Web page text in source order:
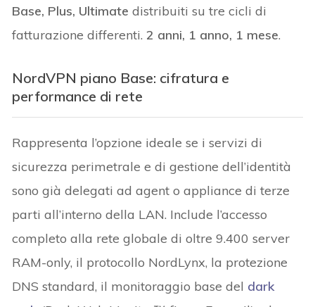
Base, Plus, Ultimate distribuiti su tre cicli di
fatturazione differenti.2 anni, 1 anno, 1 mese.
NordVPN piano Base: cifratura e
performance di rete
Rappresenta l’opzione ideale se i servizi di
sicurezza perimetrale e di gestione dell’identità
sono già delegati ad agent o appliance di terze
parti all’interno della LAN. Include l’accesso
completo alla rete globale di oltre 9.400 server
RAM-only, il protocollo NordLynx, la protezione
DNS standard, il monitoraggio base del dark